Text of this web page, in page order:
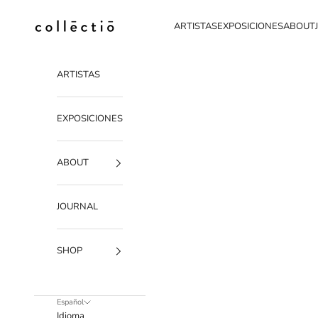
Collectio-collectio
ARTISTASEXPOSICIONESABOUT
ARTISTAS
EXPOSICIONES
ABOUT
JOURNAL
SHOP
Español